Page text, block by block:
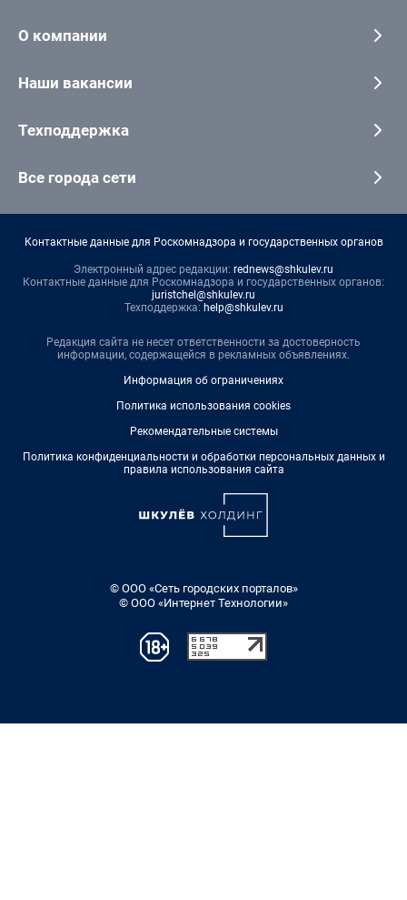
О компании
Наши вакансии
Техподдержка
Все города сети
Контактные данные для Роскомнадзора и государственных органов
Электронный адрес редакции: rednews@shkulev.ru
Контактные данные для Роскомнадзора и государственных органов:
juristchel@shkulev.ru
Техподдержка: help@shkulev.ru
Редакция сайта не несет ответственности за достоверность
информации, содержащейся в рекламных объявлениях.
Информация об ограничениях
Политика использования cookies
Рекомендательные системы
Политика конфиденциальности и обработки персональных данных и
правила использования сайта
© ООО «Сеть городских порталов»
© ООО «Интернет Технологии»